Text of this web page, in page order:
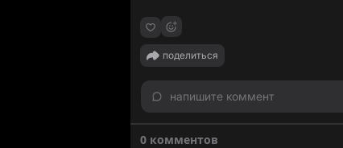
поделиться
напишите коммент
0 комментов